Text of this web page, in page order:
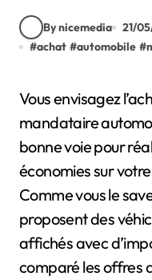
By nicemedia
21/
#achat #automobile #
Vous envisagez l’achat d’une Renault Clio par
mandataire
bonne voie pour
économies sur
Comme vous le
proposent des
affichés avec
comparé les offres